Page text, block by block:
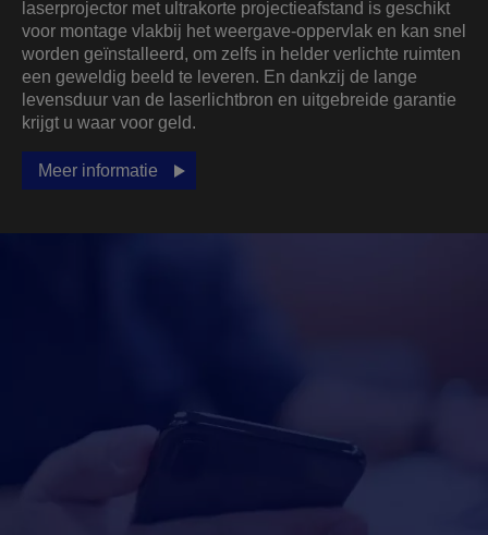
laserprojector met ultrakorte projectieafstand is geschikt
voor montage vlakbij het weergave-oppervlak en kan snel
worden geïnstalleerd, om zelfs in helder verlichte ruimten
een geweldig beeld te leveren. En dankzij de lange
levensduur van de laserlichtbron en uitgebreide garantie
krijgt u waar voor geld.
Meer informatie